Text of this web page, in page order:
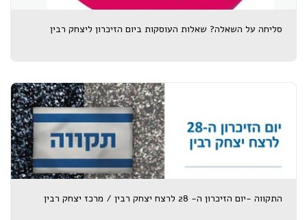
סליחה על השאלה? שאלות העוסקות ביום הזיכרון ליצחק רבין
התקווה -יום הזיכרון ה- 28 לרצח יצחק רבין / מרכז יצחק רבין